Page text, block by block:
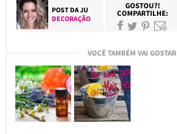
POST DAJU
DECORAÇÃO
GOSTOU?!
COMPARTILHE:
VOCÊ TAMBÉM VAI GOSTAR